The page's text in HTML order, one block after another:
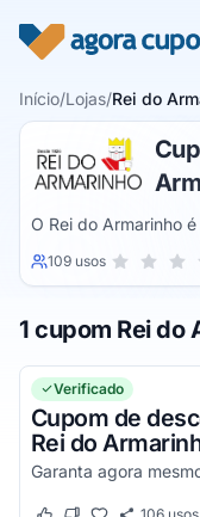
Início/Lojas/Rei do
O Rei do Armarinho
venda de produtos
para quem realiza
109 usosSua nota
3
2
1 estrela
1 cupom Rei do
Verificado
Cupom de
Rei do
Garanta agora